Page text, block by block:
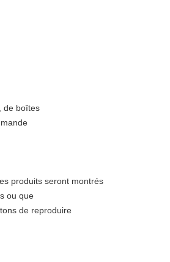
de boîtes
produits seront montrés
ou que
de reproduire